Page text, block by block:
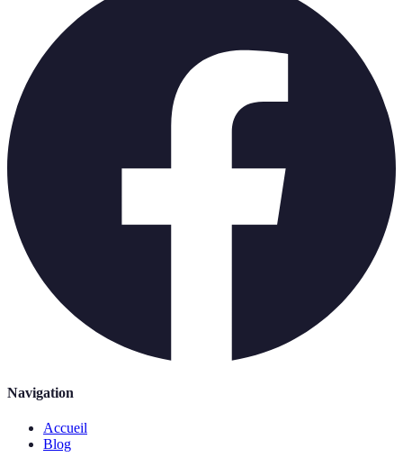
Navigation
Accueil
Blog